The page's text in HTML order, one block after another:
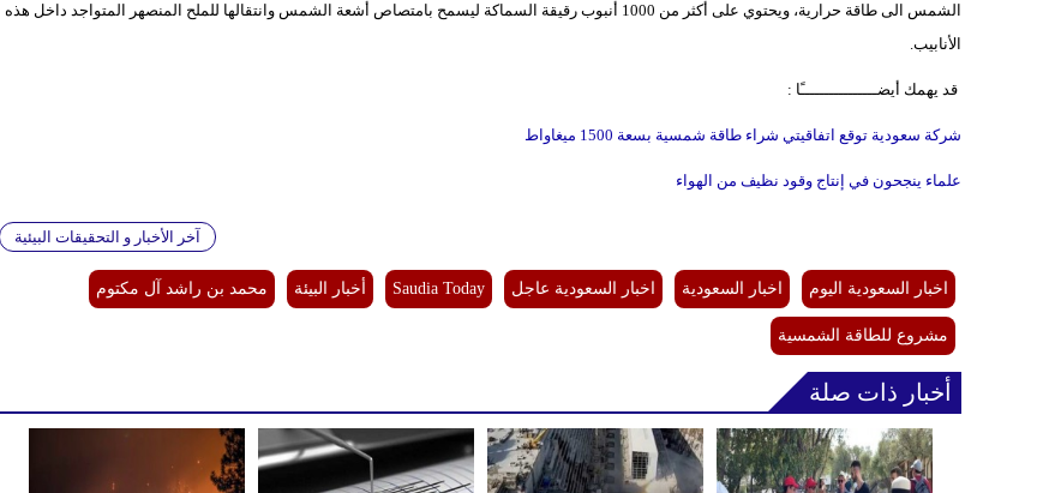
الشمس الى طاقة حرارية، ويحتوي على أكثر من 1000 أنبوب رقيقة السماكة ليسمح بامتصاص أشعة الشمس وانتقالها للملح المنصهر المتواجد داخل هذه
الأنابيب.
قد يهمك أيضــــــــــــــــًا :
شركة سعودية توقع اتفاقيتي شراء طاقة شمسية بسعة 1500 ميغاواط
علماء ينجحون في إنتاج وقود نظيف من الهواء
آخر الأخبار و التحقيقات البيئية
اخبار السعودية اليوم اخبار السعودية اخبار السعودية عاجل Saudia Today أخبار البيئة محمد بن راشد آل مكتوم
مشروع للطاقة الشمسية
أخبار ذات صلة